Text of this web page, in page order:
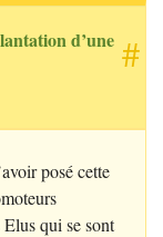
#
d’une
posé cette
Elus qui se sont